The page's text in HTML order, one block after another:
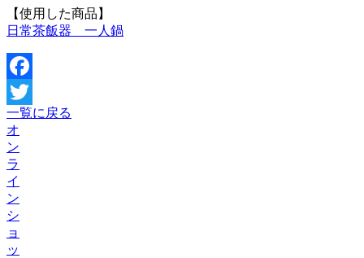
【使用した商品】
日常茶飯器 一人鍋
Facebook
Twitter
一覧に戻る
オ
ン
ラ
イ
ン
シ
ョ
ッ